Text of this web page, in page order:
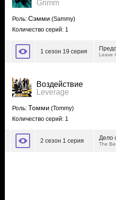
Grimm
Роль: Сэмми (Sammy)
Количество серий: 1
1 сезон 19 серия Leave
Воздействие
Leverage
Роль: Томми (Tommy)
Количество серий: 1
2 сезон 1 серия Дело
The